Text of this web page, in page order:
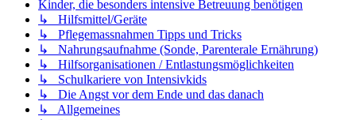
Kinder, die besonders intensive Betreuung benötigen
↳ Hilfsmittel/Geräte
↳ Pflegemassnahmen Tipps und Tricks
↳ Nahrungsaufnahme (Sonde, Parenterale Ernährung)
↳ Hilfsorganisationen / Entlastungsmöglichkeiten
↳ Schulkariere von Intensivkids
↳ Die Angst vor dem Ende und das danach
↳ Allgemeines